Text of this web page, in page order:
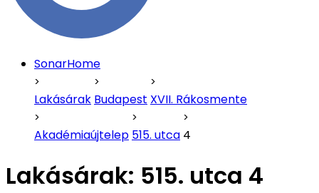
SonarHome
Lakásárak Budapest XVII. Rákosmente
Akadémiaújtelep 515. utca 4
Lakásárak: 515. utca 4